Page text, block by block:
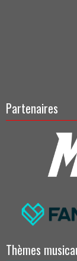
Partenaires
Thèmes